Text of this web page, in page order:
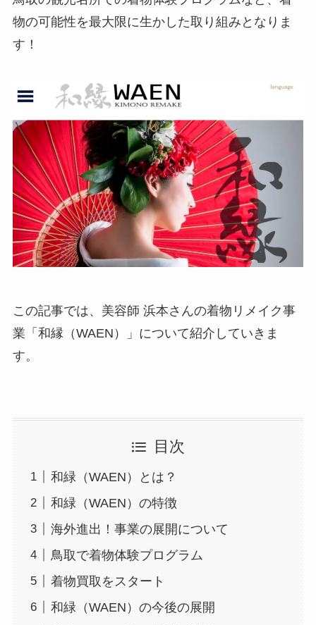
物の可能性を最大限に生かした取り組みとなりま
す！
この記事では、美容師 浜本さんの着物リメイク事
業「和縁（WAEN）」について紹介していきま
す。
目次
和緑（WAEN）とは？
和緑（WAEN）の特徴
海外進出！事業の展開について
鳥取で着物体験プログラム
着物買取をスタート
和緑（WAEN）の今後の展開